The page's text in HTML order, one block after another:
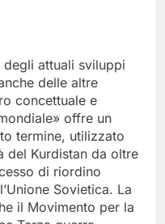
attuali sviluppi
delle altre
concettuale e
offre un
termine, utilizzato
del Kurdistan da oltre
di riordino
Sovietica. La
il Movimento per la